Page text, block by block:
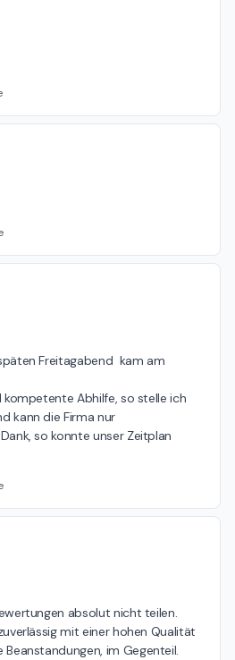
Freitagabend  kam am
kompetente Abhilfe, so stelle ich
kann die Firma nur
so konnte unser Zeitplan
absolut nicht teilen.
mit einer hohen Qualität
im Gegenteil.